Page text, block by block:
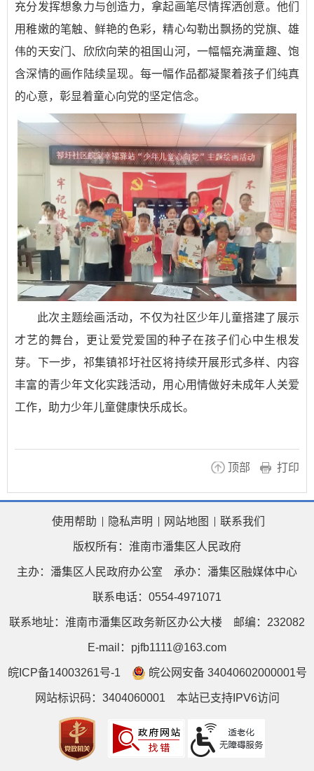
充分发挥想象力与创造力，拿起画笔尽情挥洒创意。他们
用稚嫩的笔触、鲜艳的色彩，精心勾勒出飘扬的党旗、雄
伟的天安门、欣欣向荣的祖国山河，一幅幅充满童趣、饱
含深情的画作陆续呈现。每一幅作品都凝聚着孩子们纯真
的心意，彰显着童心向党的坚定信念。
此次主题绘画活动，不仅为社区少年儿童搭建了展示
才艺的舞台，更让爱党爱国的种子在孩子们心中生根发
芽。下一步，祁集镇祁圩社区将持续开展形式多样、内容
丰富的青少年文化实践活动，用心用情做好未成年人关爱
工作，助力少年儿童健康快乐成长。
顶部 打印
使用帮助 隐私声明 网站地图 联系我们
版权所有：淮南市潘集区人民政府
主办：潘集区人民政府办公室 承办：潘集区融媒体中心
联系电话：0554-4971071
联系地址：淮南市潘集区政务新区办公大楼 邮编：232082
E-mail：pjfb1111@163.com
皖ICP备14003261号-1 皖公网安备 34040602000001号
网站标识码：3404060001 本站已支持IPV6访问